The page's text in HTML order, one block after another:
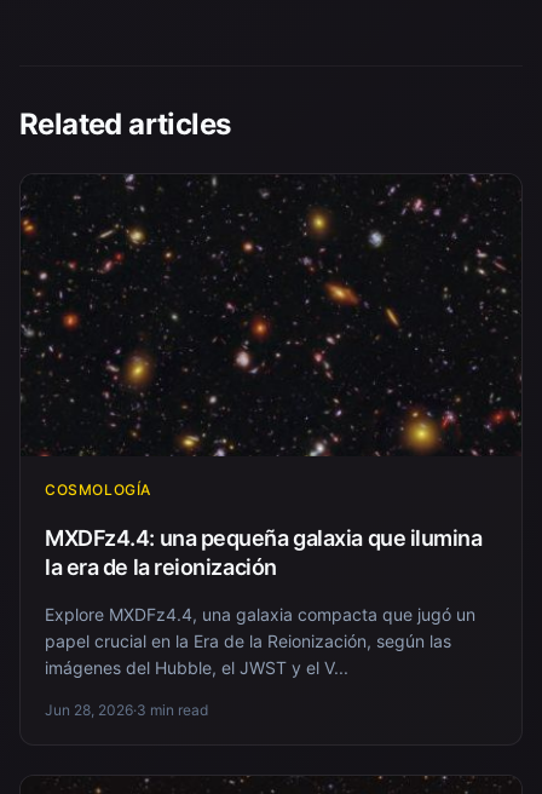
Related articles
COSMOLOGÍA
MXDFz4.4: una pequeña galaxia que ilumina
la era de la reionización
Explore MXDFz4.4, una galaxia compacta que jugó un
papel crucial en la Era de la Reionización, según las
imágenes del Hubble, el JWST y el V...
Jun 28, 2026·3 min read